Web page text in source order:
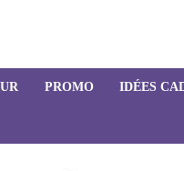
PROMO IDÉES